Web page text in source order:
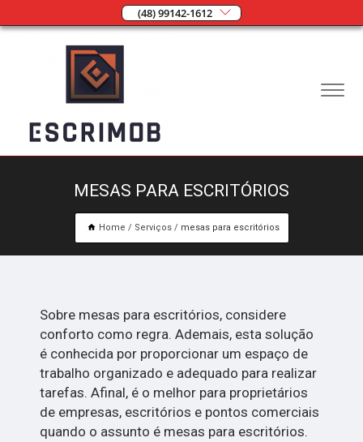
(48) 99142-1612
MESAS PARA ESCRITÓRIOS
Home Serviços mesas para escritórios
Sobre mesas para escritórios, considere
conforto como regra. Ademais, esta solução
é conhecida por proporcionar um espaço de
trabalho organizado e adequado para realizar
tarefas. Afinal, é o melhor para proprietários
de empresas, escritórios e pontos comerciais
quando o assunto é mesas para escritórios.